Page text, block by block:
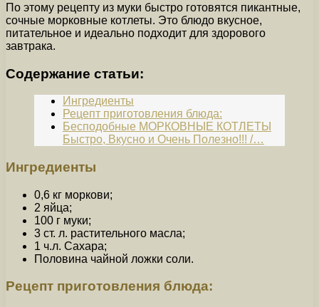
По этому рецепту из муки быстро готовятся пикантные,
сочные морковные котлеты. Это блюдо вкусное,
питательное и идеально подходит для здорового
завтрака.
Содержание статьи:
Ингредиенты
Рецепт приготовления блюда:
Бесподобные МОРКОВНЫЕ КОТЛЕТЫ
Быстро, Вкусно и Очень Полезно!!! /…
Ингредиенты
0,6 кг моркови;
2 яйца;
100 г муки;
3 ст. л. растительного масла;
1 ч.л. Сахара;
Половина чайной ложки соли.
Рецепт приготовления блюда: